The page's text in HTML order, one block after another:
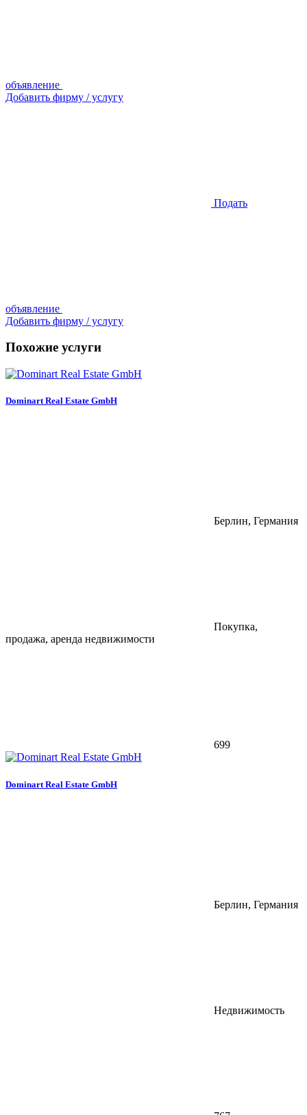
объявление
Добавить фирму / услугу
Подать
объявление
Добавить фирму / услугу
Похожие услуги
Dominart Real Estate GmbH
Берлин, Германия
Покупка,
продажа, аренда недвижимости
699
Dominart Real Estate GmbH
Берлин, Германия
Недвижимость